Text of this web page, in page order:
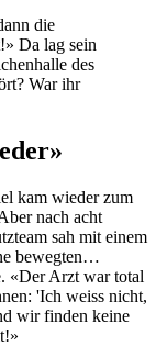
die
Da lag sein
des
War ihr
kam wieder zum
nach acht
sah mit einem
bewegten…
«Der Arzt war total
'Ich weiss nicht,
wir finden keine